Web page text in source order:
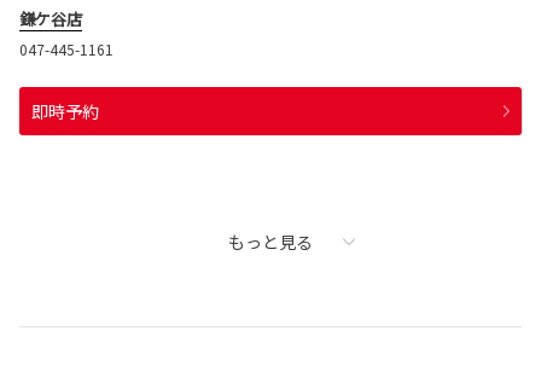
鎌ケ谷店
047-445-1161
即時予約
もっと見る